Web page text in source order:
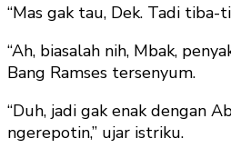
“Mas gak tau, Dek. Tadi tiba-
“Ah, biasalah nih, Mbak,
Bang Ramses tersenyum.
“Duh, jadi gak enak dengan
ngerepotin,” ujar istriku.